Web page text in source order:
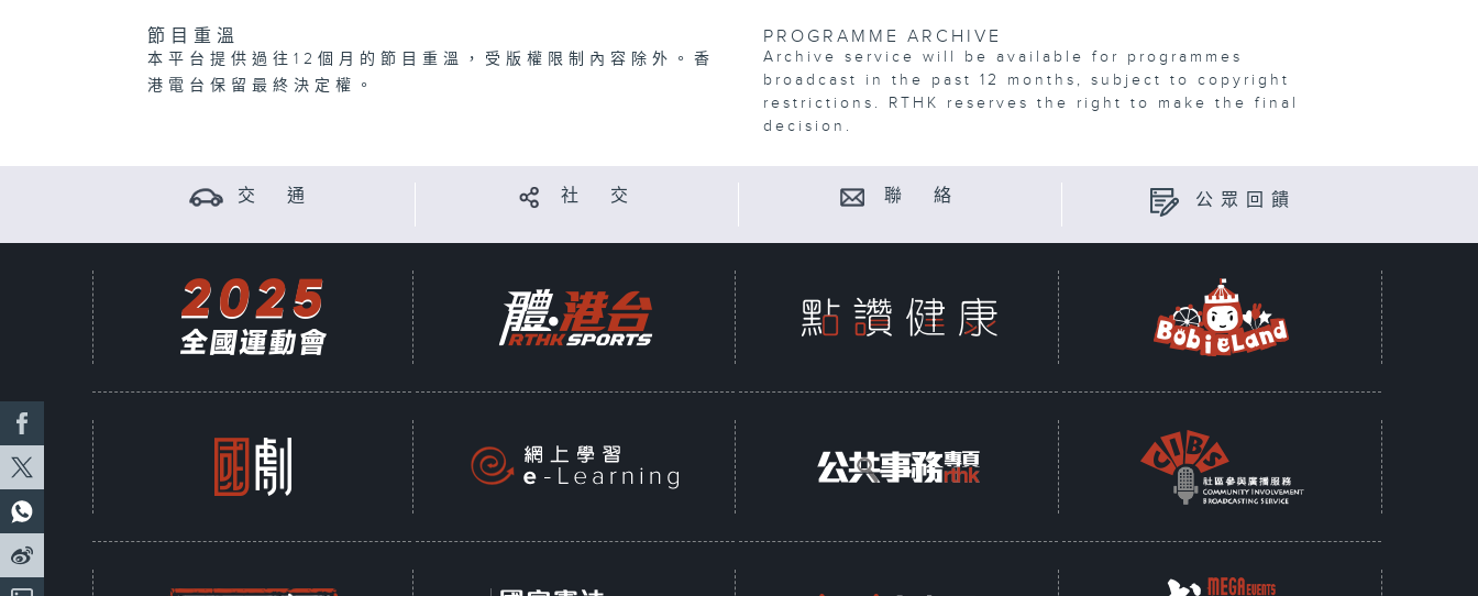
節目重溫
本平台提供過往12個月的節目重溫，受版權限制內容除外。香
港電台保留最終決定權。
PROGRAMME ARCHIVE
Archive service will be available for programmes
broadcast in the past 12 months, subject to copyright
restrictions. RTHK reserves the right to make the final
decision.
交 通 社 交 聯 絡 公眾回饋